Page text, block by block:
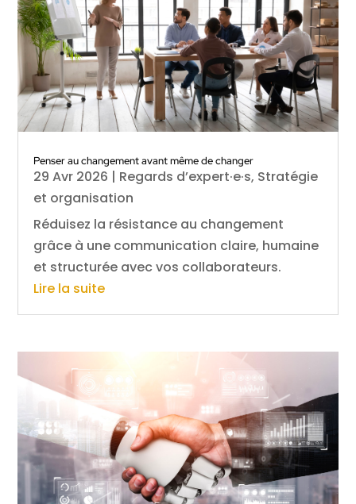
Penser au changement avant même de changer
29 Avr 2026 | Regards d’expert·e·s, Stratégie
et organisation
Réduisez la résistance au changement
grâce à une communication claire, humaine
et structurée avec vos collaborateurs.
Lire la suite